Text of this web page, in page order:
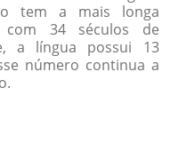
tem a mais longa
com 34 séculos de
a língua possui 13
número continua a